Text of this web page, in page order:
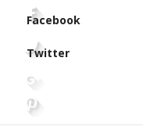
Facebook
Twitter